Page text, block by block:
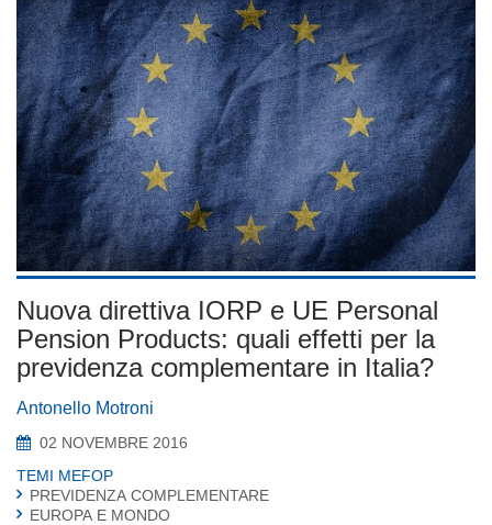
Nuova direttiva IORP e UE Personal
Pension Products: quali effetti per la
previdenza complementare in Italia?
Antonello Motroni
02 NOVEMBRE 2016
TEMI MEFOP
PREVIDENZA COMPLEMENTARE
EUROPA E MONDO